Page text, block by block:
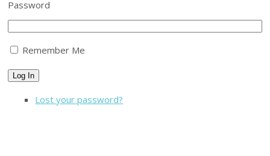
Password
Remember Me
Log In
Lost your password?